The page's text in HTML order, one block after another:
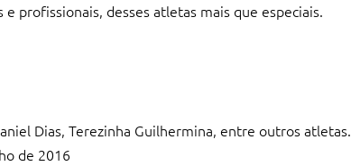
profissionais, desses atletas mais que especiais.
Dias, Terezinha Guilhermina, entre outros atletas.
de 2016